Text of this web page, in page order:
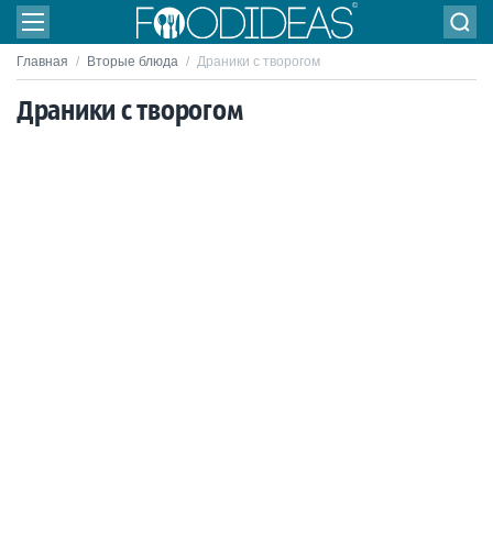
Главная / Вторые блюда / Драники с творогом
Драники с творогом